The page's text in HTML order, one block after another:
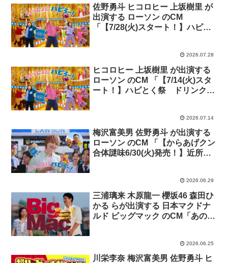
佐野勇斗 ヒコロヒー 上坂樹里 が
出演する ローソン のCM
「【7/28(火)スタート！】ハピと
2026.07.28
ヒコロヒー 上坂樹里 が出演する
ローソン のCM 「【7/14(火)スタ
ート！】ハピとく祭 ドリンクも
2026.07.14
梅沢富美男 佐野勇斗 が出演する
ローソン のCM 「【からあげクン
合体謎味6/30(火)発売！】近所の
2026.06.29
三浦璃来 木原龍一 櫻坂46 森田ひ
かる らが出演する 日本マクドナ
ルド ビッグマック のCM「あの頃
2026.06.25
川栄李奈 梅沢富美男 佐野勇斗 ヒ